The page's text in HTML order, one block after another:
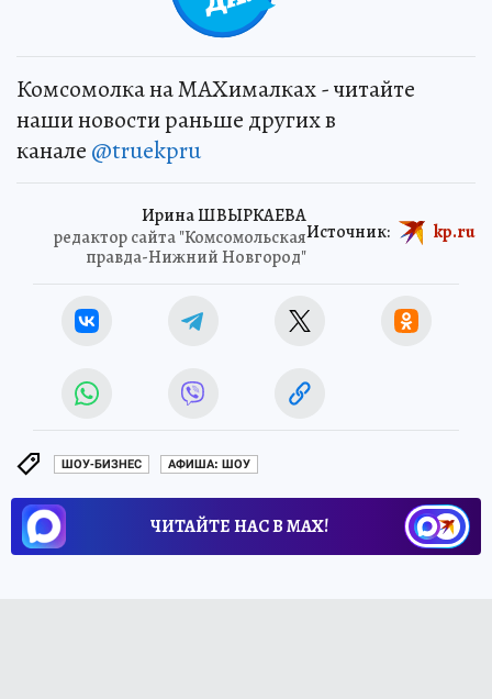
Комсомолка на MAXималках - читайте
наши новости раньше других в
канале @truekpru
Ирина ШВЫРКАЕВА
редактор сайта "Комсомольская
правда-Нижний Новгород"
Источник: kp.ru
ШОУ-БИЗНЕС АФИША: ШОУ
ЧИТАЙТЕ НАС В МАХ!